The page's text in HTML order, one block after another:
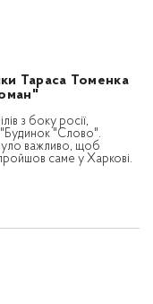
Тараса Томенка
з боку росії,
"Будинок "Слово".
важливо, щоб
саме у Харкові.